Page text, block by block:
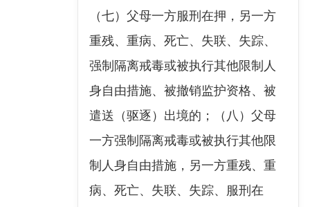
（七）父母一方服刑在押，另一方
重残、重病、死亡、失联、失踪、
强制隔离戒毒或被执行其他限制人
身自由措施、被撤销监护资格、被
遣送（驱逐）出境的；（八）父母
一方强制隔离戒毒或被执行其他限
制人身自由措施，另一方重残、重
病、死亡、失联、失踪、服刑在